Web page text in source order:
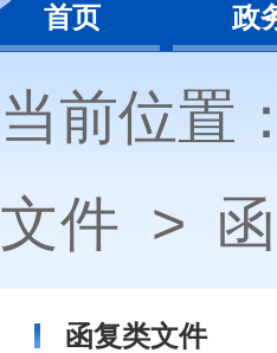
首页 政
当前位置
文件 >
函复类文件